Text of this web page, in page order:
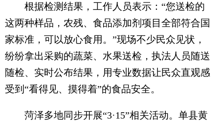
根据检测结果，工作人员表示：“您送检的
这两种样品，农残、食品添加剂项目全部符合国
家标准，可以放心食用。”现场不少民众见状，
纷纷拿出采购的蔬菜、水果送检，执法人员随送
随检、实时公布结果，用专业数据让民众直观感
受到“看得见、摸得着”的食品安全。
菏泽多地同步开展“3·15”相关活动。单县黄